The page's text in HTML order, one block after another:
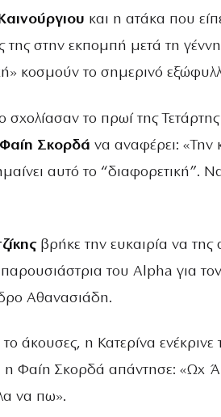
και η ατάκα που
της στην εκπομπή μετά τη
κοσμούν το σημερινό
σχολίασαν το πρωί της
Φαίη Σκορδά να αναφέρει: «Την
αυτό το “διαφορετική”.
βρήκε την ευκαιρία να της
του Alpha για
Αθανασιάδη.
άκουσες, η Κατερίνα ενέκρινε
η Φαίη Σκορδά απάντησε: «Ωχ
να πω».